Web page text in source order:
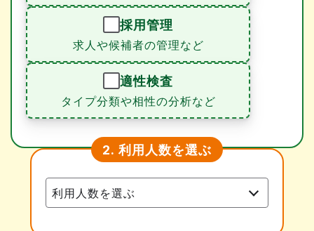
採用管理
求人や候補者の管理など
適性検査
タイプ分類や相性の分析など
2. 利用人数を選ぶ